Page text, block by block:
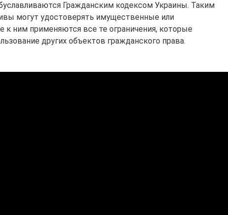
Гражданским кодексом Украины. Таким
могут удостоверять имущественные или
ним применяются все те ограничения, которые
других объектов гражданского права.